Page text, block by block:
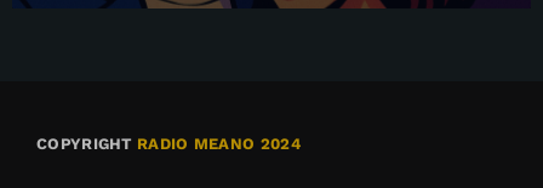
COPYRIGHT RADIO MEANO 2024